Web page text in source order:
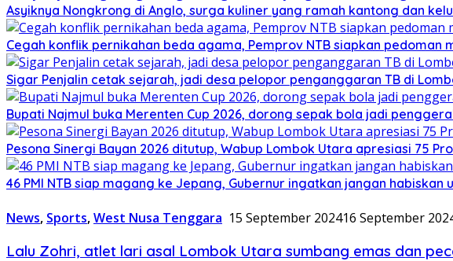
Asyiknya Nongkrong di Anglo, surga kuliner yang ramah kantong dan
Cegah konflik pernikahan beda agama, Pemprov NTB siapkan pedoman
Sigar Penjalin cetak sejarah, jadi desa pelopor penganggaran TB di
Bupati Najmul buka Merenten Cup 2026, dorong sepak bola jadi
Pesona Sinergi Bayan 2026 ditutup, Wabup Lombok Utara apresiasi 75
46 PMI NTB siap magang ke Jepang, Gubernur ingatkan jangan habiskan
News, Sports,West Nusa Tenggara 15 September 202416 September
Lalu Zohri, atlet lari asal Lombok Utara sumbang emas dan